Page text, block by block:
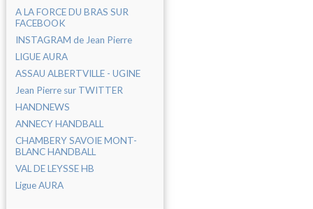
A LA FORCE DU BRAS SUR
FACEBOOK
INSTAGRAM de Jean Pierre
LIGUE AURA
ASSAU ALBERTVILLE - UGINE
Jean Pierre sur TWITTER
HANDNEWS
ANNECY HANDBALL
CHAMBERY SAVOIE MONT-
BLANC HANDBALL
VAL DE LEYSSE HB
Ligue AURA